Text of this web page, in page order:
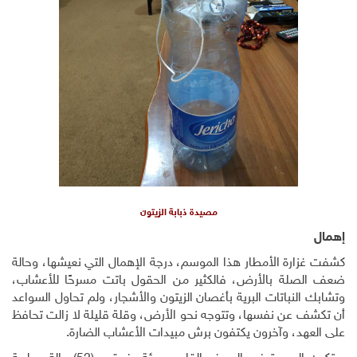
مصيدة ذبابة الزيتون
إهمال
كشفت غزارة الأمطار هذا الموسم، درجة الإهمال التي نعيشها، وحالة
ضعف الصلة بالأرض، فالكثير من الحقول باتت مسرحًا للأعشاب،
وتشابك النباتات البرية بأغصان الزيتون والأشجار، ولم تحاول السواعد
أن تكشف عن نفسها، وتتوجه نحو الأرض، وقلة قليلة لا زالت تحافظ
على العهد، وآخرون يكتفون برش مبيدات الأعشاب الضارة.